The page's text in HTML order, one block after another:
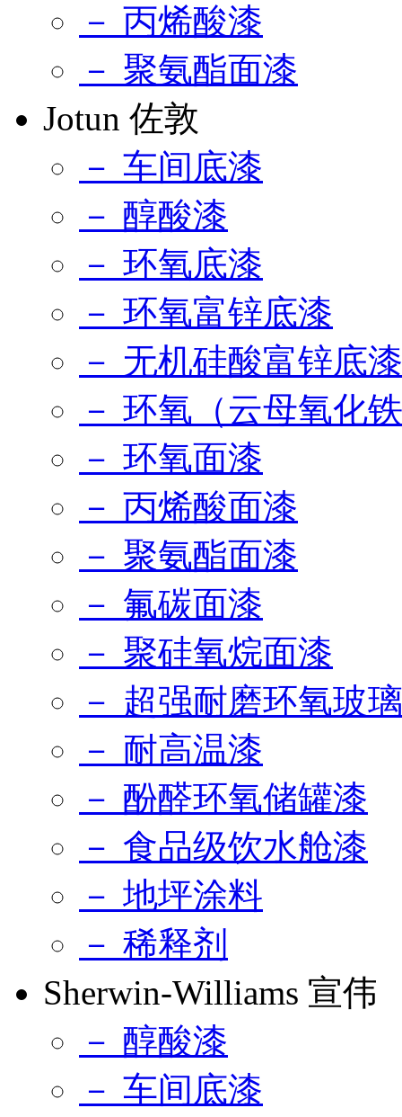
－ 丙烯酸漆
－ 聚氨酯面漆
Jotun 佐敦
－ 车间底漆
－ 醇酸漆
－ 环氧底漆
－ 环氧富锌底漆
－ 无机硅酸富锌底漆
－ 环氧（云母氧化
－ 环氧面漆
－ 丙烯酸面漆
－ 聚氨酯面漆
－ 氟碳面漆
－ 聚硅氧烷面漆
－ 超强耐磨环氧玻
－ 耐高温漆
－ 酚醛环氧储罐漆
－ 食品级饮水舱漆
－ 地坪涂料
－ 稀释剂
Sherwin-Williams 宣伟
－ 醇酸漆
－ 车间底漆